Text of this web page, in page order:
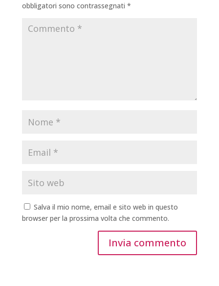
obbligatori sono contrassegnati *
Salva il mio nome, email e sito web in questo
browser per la prossima volta che commento.